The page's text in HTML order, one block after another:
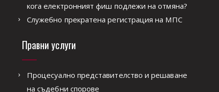
кога електронният фиш подлежи на отмяна?
Служебно прекратена регистрация на МПС
Правни услуги
Процесуално представителство и решаване
на съдебни спорове